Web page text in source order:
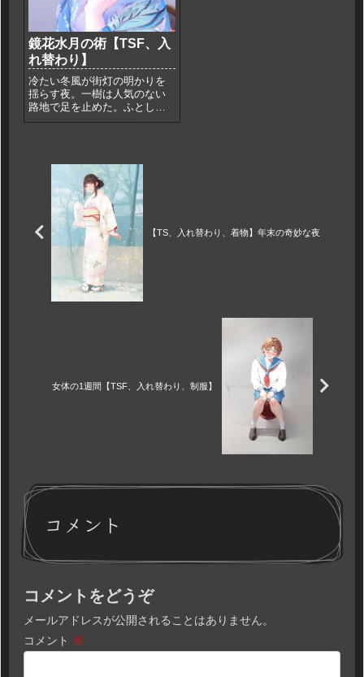
鏡花水月の術【TSF、入
れ替わり】
冷たい冬風が街灯の明かりを
揺らす夜。一樹は人気のない
路地で足を止めた。ふとした
違和感に振り返ると、艶やか
ように美しかった。「こんな
時間に、一人？」女性の声は
鈴の音...
【TS、入れ替わり、着物】年末の奇妙な夜
女体の1週間【TSF、入れ替わり、制服】
コメント
コメントをどうぞ
メールアドレスが公開されることはありません。
コメント ※